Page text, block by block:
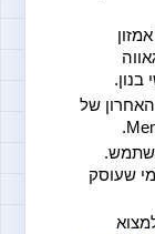
בנון.
– עוד מגל ההשקות האחרון של
הרבה הנחיות, טיפים ומידע מאוד שימושי למי שעוסק
– הסבר איך אפשר למצוא